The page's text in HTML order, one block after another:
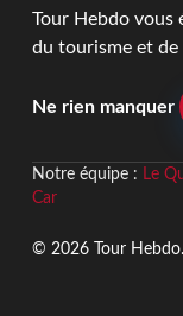
Tour Hebdo vous
du tourisme et
Ne rien manquer
Notre équipe : Le
Car
© 2026 Tour